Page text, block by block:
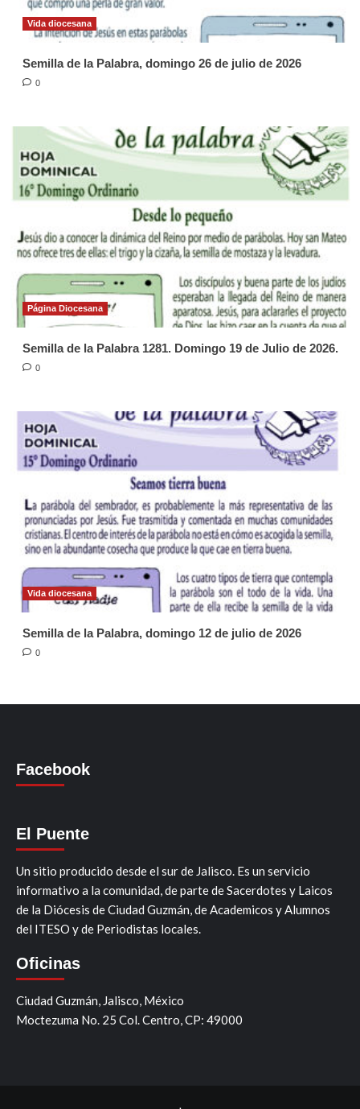
Vida diocesana
Semilla de la Palabra, domingo 26 de julio de 2026
0
Página Diocesana
Semilla de la Palabra 1281. Domingo 19 de Julio de 2026.
0
Vida diocesana
Semilla de la Palabra, domingo 12 de julio de 2026
0
Facebook
El Puente
Un sitio producido desde el sur de Jalisco. Es un servicio
informativo a la comunidad, de parte de Sacerdotes y Laicos
de la Diócesis de Ciudad Guzmán, de Academicos y Alumnos
del ITESO y de Periodistas locales.
Oficinas
Ciudad Guzmán, Jalisco, México
Moctezuma No. 25 Col. Centro, CP: 49000